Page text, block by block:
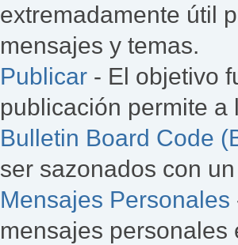
extremadamente útil
mensajes y temas.
Publicar - El objetivo
publicación permite
Bulletin Board Code
ser sazonados con
Mensajes Personales
mensajes personales